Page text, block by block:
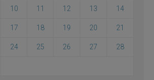
10 11 12 13 14
17 18 19 20 21
24 25 26 27 28